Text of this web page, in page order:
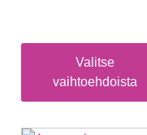
Valitse
vaihtoehdoista